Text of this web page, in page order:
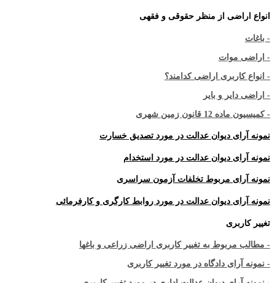
انواع اراضی از منظر حقوقی و فقهی
- باغات
- اراضی موات
- انواع کاربری اراضی کدامند؟
- اراضی دایر و بایر
- کمیسیون ماده 12 قانون زمین شهری
نمونه آرای دیوان عدالت در مورد تصدیق خسارت
نمونه آرای دیوان عدالت در مورد استخدام
نمونه آرای مربوط تخلفات آزمون سراسری
نمونه آرای دیوان عدالت در مورد روابط کارگری و کارفرمائی
تغییر کاربری
- مطالب مربوط به تغییر کاربری اراضی زراعی و باغها
- نمونه آرای دادگاه در مورد تغییر کاربری